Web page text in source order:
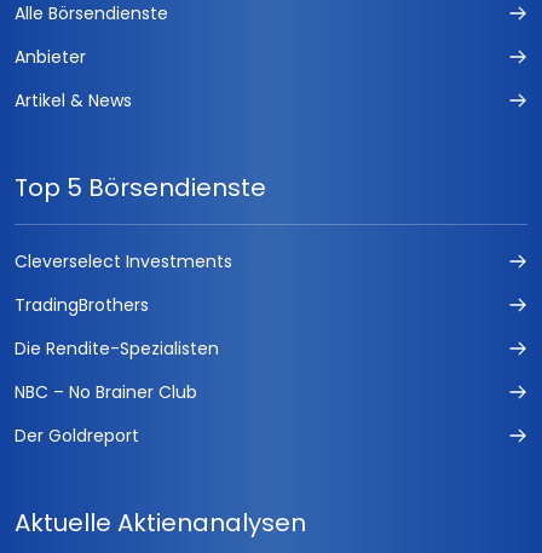
Alle Börsendienste
Anbieter
Artikel & News
Top 5 Börsendienste
Cleverselect Investments
TradingBrothers
Die Rendite-Spezialisten
NBC – No Brainer Club
Der Goldreport
Aktuelle Aktienanalysen